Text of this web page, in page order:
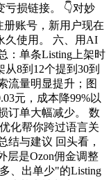
亏损链接。 👇对妙
册账号，新用户现在
久使用。 六、用AI
：单条Listing上架时
8到12个提到30到
流量明显提升；图
元，成本降99%以
订单大幅减少。 数
化帮你跨过语言关
结与建议 回头看，
层是Ozon佣金调整
、出单少"的Listing